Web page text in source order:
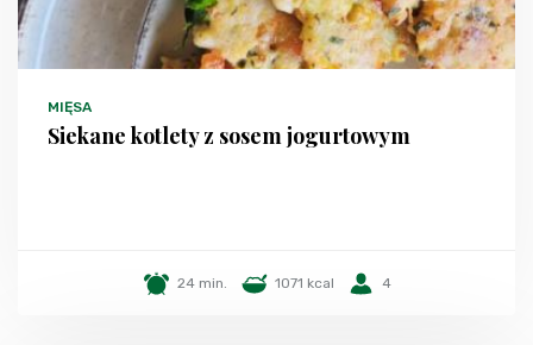
MIĘSA
Siekane kotlety z sosem jogurtowym
24 min. 1071 kcal 4